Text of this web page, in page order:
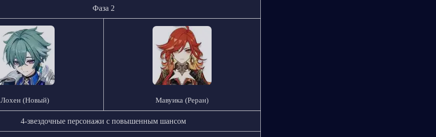
Фаза 2
Лохен (Новый) Мавуика (Реран)
4-звездочные персонажи с повышенным шансом